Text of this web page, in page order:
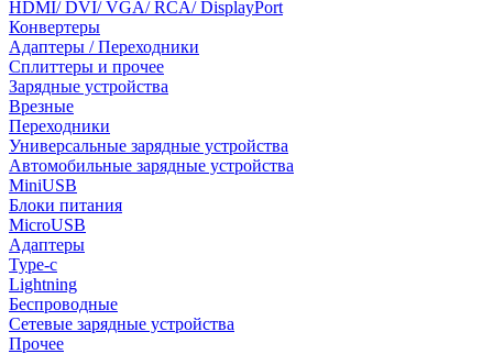
HDMI/ DVI/ VGA/ RCA/ DisplayPort
Конвертеры
Адаптеры / Переходники
Сплиттеры и прочее
Зарядные устройства
Врезные
Переходники
Универсальные зарядные устройства
Автомобильные зарядные устройства
MiniUSB
Блоки питания
MicroUSB
Адаптеры
Type-c
Lightning
Беспроводные
Сетевые зарядные устройства
Прочее